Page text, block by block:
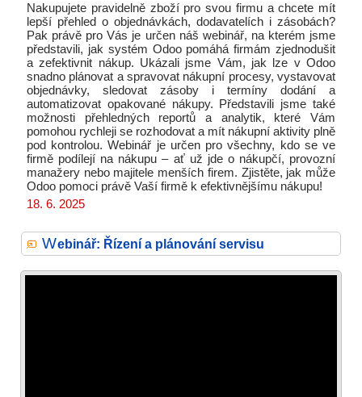
Nakupujete pravidelně zboží pro svou firmu a chcete mít
lepší přehled o objednávkách, dodavatelích i zásobách?
Pak právě pro Vás je určen náš webinář, na kterém jsme
představili, jak systém Odoo pomáhá firmám zjednodušit
a zefektivnit nákup. Ukázali jsme Vám, jak lze v Odoo
snadno plánovat a spravovat nákupní procesy, vystavovat
objednávky, sledovat zásoby i termíny dodání a
automatizovat opakované nákupy. Představili jsme také
možnosti přehledných reportů a analytik, které Vám
pomohou rychleji se rozhodovat a mít nákupní aktivity plně
pod kontrolou. Webinář je určen pro všechny, kdo se ve
firmě podílejí na nákupu – ať už jde o nákupčí, provozní
manažery nebo majitele menších firem. Zjistěte, jak může
Odoo pomoci právě Vaší firmě k efektivnějšímu nákupu!
18. 6. 2025
Webinář: Řízení a plánování servisu